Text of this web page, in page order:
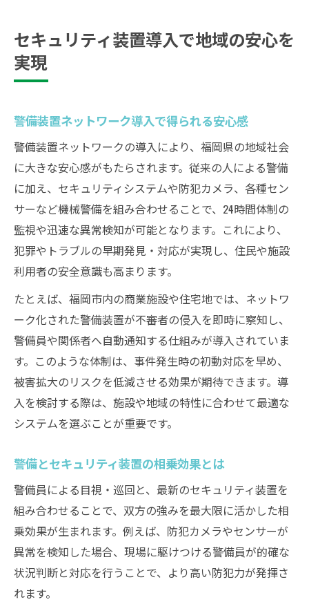
セキュリティ装置導入で地域の安心を
実現
警備装置ネットワーク導入で得られる安心感
警備装置ネットワークの導入により、福岡県の地域社会
に大きな安心感がもたらされます。従来の人による警備
に加え、セキュリティシステムや防犯カメラ、各種セン
サーなど機械警備を組み合わせることで、24時間体制の
監視や迅速な異常検知が可能となります。これにより、
犯罪やトラブルの早期発見・対応が実現し、住民や施設
利用者の安全意識も高まります。
たとえば、福岡市内の商業施設や住宅地では、ネットワ
ーク化された警備装置が不審者の侵入を即時に察知し、
警備員や関係者へ自動通知する仕組みが導入されていま
す。このような体制は、事件発生時の初動対応を早め、
被害拡大のリスクを低減させる効果が期待できます。導
入を検討する際は、施設や地域の特性に合わせて最適な
システムを選ぶことが重要です。
警備とセキュリティ装置の相乗効果とは
警備員による目視・巡回と、最新のセキュリティ装置を
組み合わせることで、双方の強みを最大限に活かした相
乗効果が生まれます。例えば、防犯カメラやセンサーが
異常を検知した場合、現場に駆けつける警備員が的確な
状況判断と対応を行うことで、より高い防犯力が発揮さ
れます。